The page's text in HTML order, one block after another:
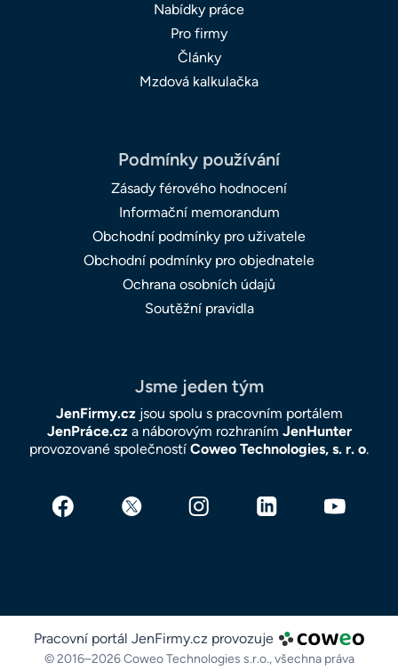
Nabídky práce
Pro firmy
Články
Mzdová kalkulačka
Podmínky používání
Zásady férového hodnocení
Informační memorandum
Obchodní podmínky pro uživatele
Obchodní podmínky pro objednatele
Ochrana osobních údajů
Soutěžní pravidla
Jsme jeden tým
JenFirmy.czjsou spolu s pracovním portálem
JenPráce.cza náborovým rozhraním JenHunter
provozované společností Coweo Technologies, s. r. o.
Pracovní portál JenFirmy.cz provozuje
© 2016–2026 Coweo Technologies s.r.o.,všechna práva